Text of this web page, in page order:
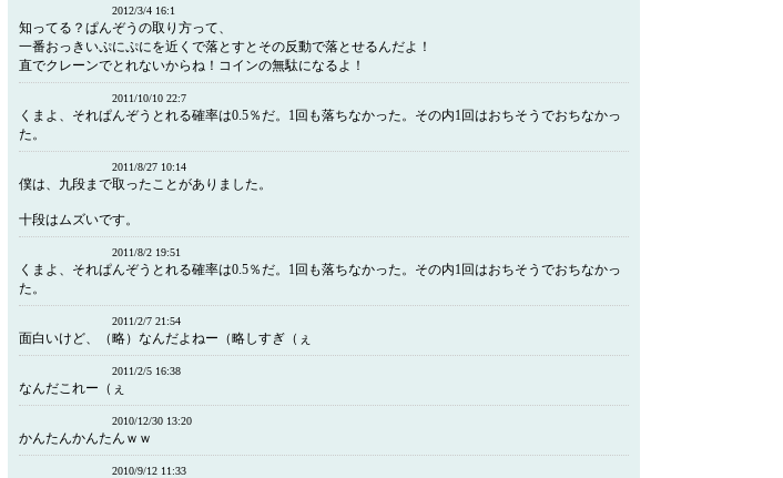
2012/3/4 16:1
知ってる？ぱんぞうの取り方って、
一番おっきいぷにぷにを近くで落とすとその反動で落とせるんだよ！
直でクレーンでとれないからね！コインの無駄になるよ！
2011/10/10 22:7
くまよ、それぱんぞうとれる確率は0.5％だ。1回も落ちなかった。その内1回はおちそうでおちなかっ
た。
2011/8/27 10:14
僕は、九段まで取ったことがありました。
十段はムズいです。
2011/8/2 19:51
くまよ、それぱんぞうとれる確率は0.5％だ。1回も落ちなかった。その内1回はおちそうでおちなかっ
た。
2011/2/7 21:54
面白いけど、（略）なんだよねー（略しすぎ（ぇ
2011/2/5 16:38
なんだこれー（ぇ
2010/12/30 13:20
かんたんかんたんｗｗ
2010/9/12 11:33